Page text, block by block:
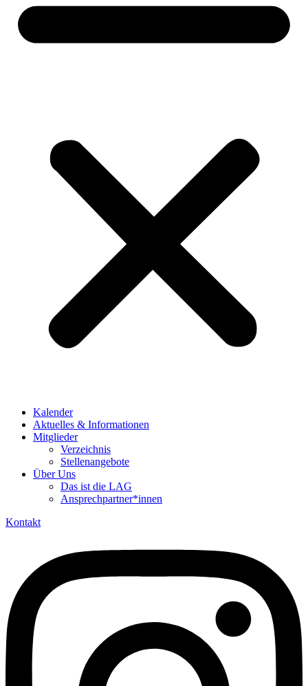
Kalender
Aktuelles & Informationen
Mitglieder
Verzeichnis
Stellenangebote
Über Uns
Das ist die LAG
Ansprechpartner*innen
Kontakt